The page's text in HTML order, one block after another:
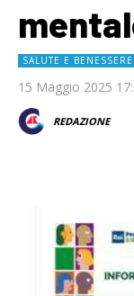
SALUTE E BENESSERE
15 Maggio 2025
REDAZIONE